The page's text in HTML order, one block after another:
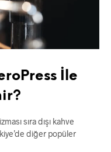
İle
sıra dışı kahve
diğer popüler